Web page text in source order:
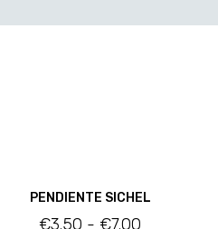
PENDIENTE SICHEL
€3.50 - €7.00